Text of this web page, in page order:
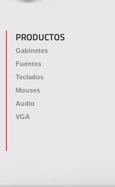
PRODUCTOS
Gabinetes
Fuentes
Teclados
Mouses
Audio
VGA